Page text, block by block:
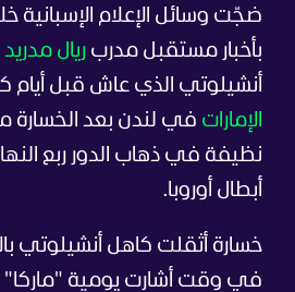
ضجّت وسائل الإعلام الإسبانية
بأخبار مستقبل مدرب ريال مدريد
أنشيلوتي الذي عاش قبل
الإمارات
نظيفة في ذهاب الدور ربع
أبطال أوروبا.
خسارة أثقلت كاهل أنشيلوتي
في وقت أشارت يومية "ماركا"